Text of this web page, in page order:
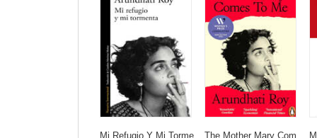
Mi Refugio Y Mi Torme The Mother Mary Com